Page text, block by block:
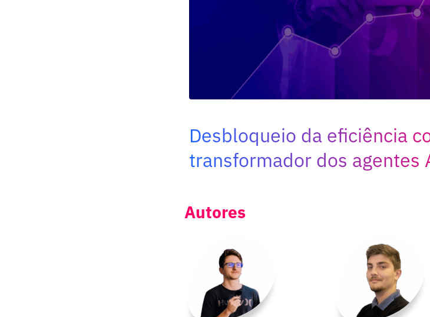
Desbloqueio da eficiência
transformador dos agentes
Autores